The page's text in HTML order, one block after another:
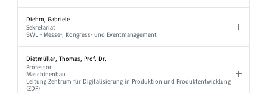
Diehm, Gabriele
Sekretariat
BWL - Messe-, Kongress- und Eventmanagement
Dietmüller, Thomas, Prof. Dr.
Professor
Maschinenbau
Leitung Zentrum für Digitalisierung in Produktion und Produktentwicklung
(ZDP)